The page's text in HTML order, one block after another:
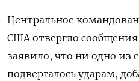
Центральное
США отвергло
заявило, что ни ‌одно из
подвергалось ударам,